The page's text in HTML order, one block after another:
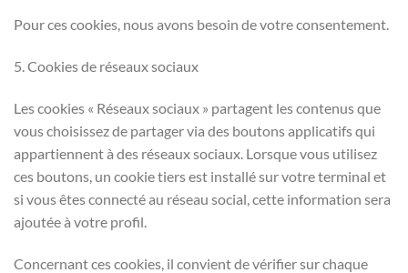
Pour ces cookies, nous avons besoin de votre consentement.
5. Cookies de réseaux sociaux
Les cookies « Réseaux sociaux » partagent les contenus que
vous choisissez de partager via des boutons applicatifs qui
appartiennent à des réseaux sociaux. Lorsque vous utilisez
ces boutons, un cookie tiers est installé sur votre terminal et
si vous êtes connecté au réseau social, cette information sera
ajoutée à votre profil.
Concernant ces cookies, il convient de vérifier sur chaque